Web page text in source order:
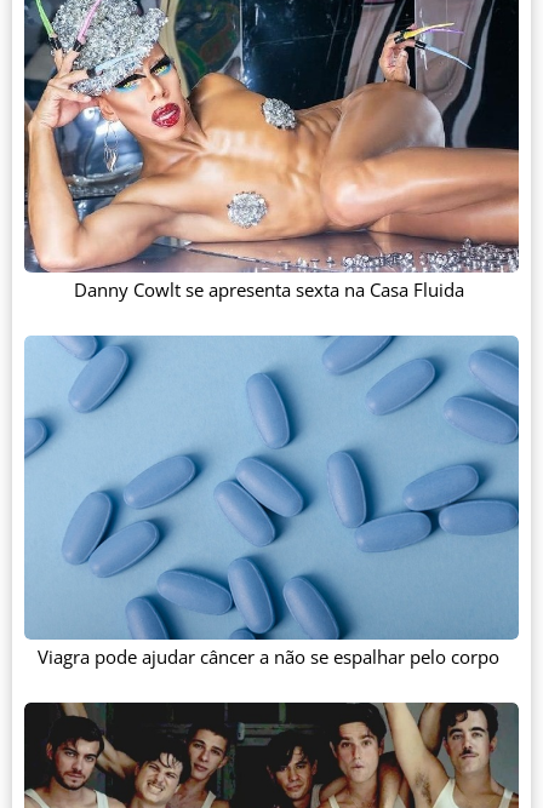
Danny Cowlt se apresenta sexta na Casa Fluida
Viagra pode ajudar câncer a não se espalhar pelo corpo